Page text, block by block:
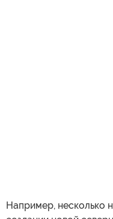
Например, несколько